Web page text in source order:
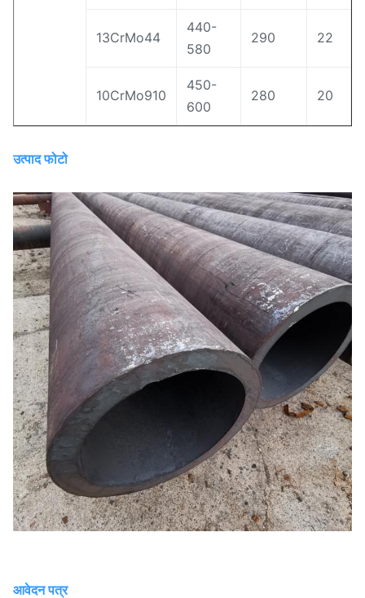
13CrMo44
440-
580
290 22
10CrMo910
450-
600
280 20
उत्पाद फोटो
आवेदन पत्र